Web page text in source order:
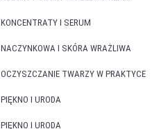
KONCENTRATY I SERUM
NACZYNKOWA I SKÓRA WRAŻLIWA
OCZYSZCZANIE TWARZY W PRAKTYCE
PIĘKNO I URODA
PIĘKNO I URODA